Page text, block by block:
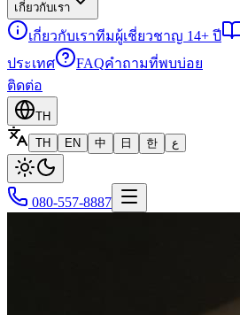
เกี่ยวกับเรา
เกี่ยวกับเราทีมผู้เชี่ยวชาญ 14+ ปี
ประเทศ
FAQคำถามที่พบบ่อย
ติดต่อ
TH
TH
EN 中 日 한 ع
080-557-8887